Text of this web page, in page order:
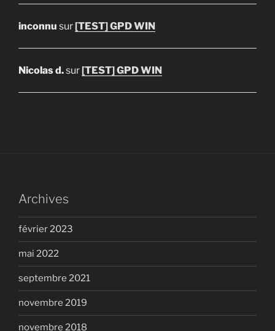
inconnu sur[TEST] GPD WIN
Nicolas d.sur[TEST] GPD WIN
Archives
février 2023
mai 2022
septembre 2021
novembre 2019
novembre 2018